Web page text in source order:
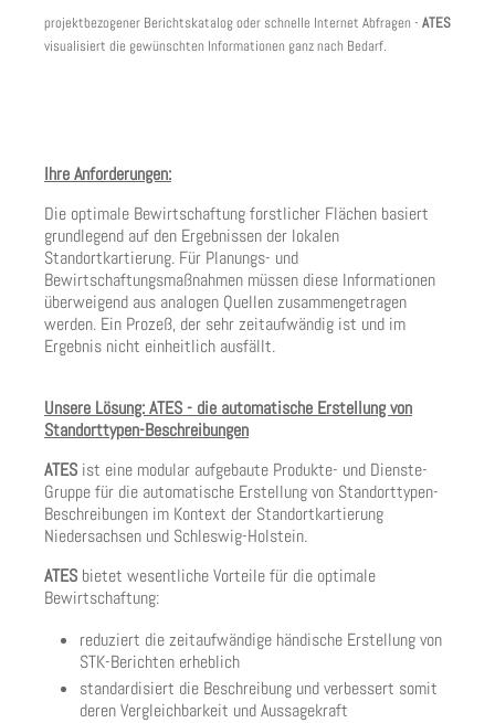
projektbezogener Berichtskatalog oder schnelle Internet Abfragen - ATES
visualisiert die gewünschten Informationen ganz nach Bedarf.
Ihre Anforderungen:
Die optimale Bewirtschaftung forstlicher Flächen basiert
grundlegend auf den Ergebnissen der lokalen
Standortkartierung. Für Planungs- und
Bewirtschaftungsmaßnahmen müssen diese Informationen
überweigend aus analogen Quellen zusammengetragen
werden. Ein Prozeß, der sehr zeitaufwändig ist und im
Ergebnis nicht einheitlich ausfällt.
Unsere Lösung: ATES - die automatische Erstellung von
Standorttypen-Beschreibungen
ATES ist eine modular aufgebaute Produkte- und Dienste-
Gruppe für die automatische Erstellung von Standorttypen-
Beschreibungen im Kontext der Standortkartierung
Niedersachsen und Schleswig-Holstein.
ATES bietet wesentliche Vorteile für die optimale
Bewirtschaftung:
reduziert die zeitaufwändige händische Erstellung von
STK-Berichten erheblich
standardisiert die Beschreibung und verbessert somit
deren Vergleichbarkeit und Aussagekraft